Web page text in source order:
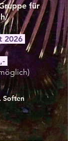
für
2026
Soften